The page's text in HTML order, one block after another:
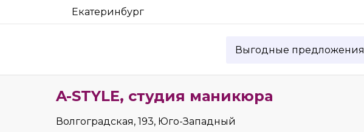
Екатеринбург
Выгодные предложения
A-STYLE, студия маникюра
Волгоградская, 193, Юго-Западный